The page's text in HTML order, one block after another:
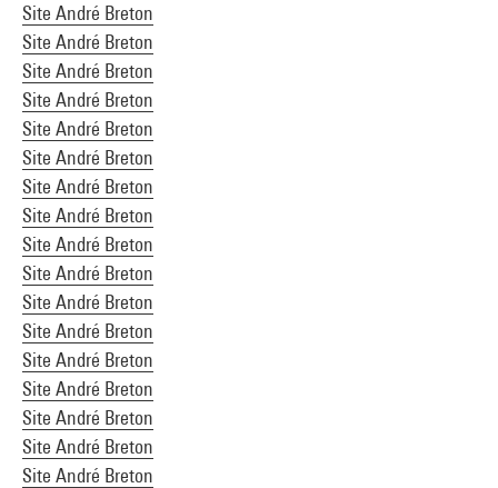
Site André Breton
Site André Breton
Site André Breton
Site André Breton
Site André Breton
Site André Breton
Site André Breton
Site André Breton
Site André Breton
Site André Breton
Site André Breton
Site André Breton
Site André Breton
Site André Breton
Site André Breton
Site André Breton
Site André Breton